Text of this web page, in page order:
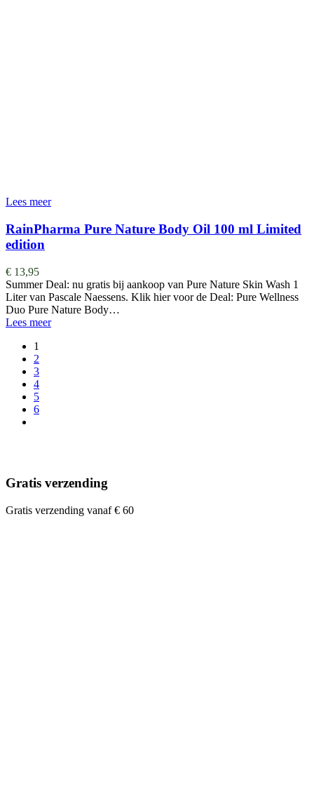
Lees meer
RainPharma Pure Nature Body Oil 100 ml Limited
edition
€ 13,95
Summer Deal: nu gratis bij aankoop van Pure Nature Skin Wash 1
Liter van Pascale Naessens. Klik hier voor de Deal: Pure Wellness
Duo Pure Nature Body…
Lees meer
1
2
3
4
5
6
Gratis verzending
Gratis verzending vanaf € 60